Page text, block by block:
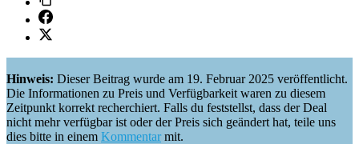
Hinweis: Dieser Beitrag wurde am 19. Februar 2025 veröffentlicht.
Die Informationen zu Preis und Verfügbarkeit waren zu diesem
Zeitpunkt korrekt recherchiert. Falls du feststellst, dass der Deal
nicht mehr verfügbar ist oder der Preis sich geändert hat, teile uns
dies bitte in einem Kommentarmit.